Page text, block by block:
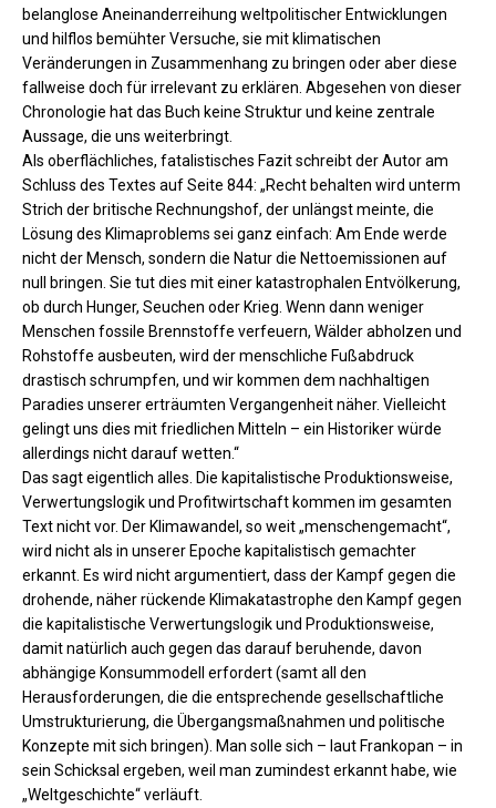
belanglose Aneinanderreihung weltpolitischer Entwicklungen
und hilflos bemühter Versuche, sie mit klimatischen
Veränderungen in Zusammenhang zu bringen oder aber diese
fallweise doch für irrelevant zu erklären. Abgesehen von dieser
Chronologie hat das Buch keine Struktur und keine zentrale
Aussage, die uns weiterbringt.
Als oberflächliches, fatalistisches Fazit schreibt der Autor am
Schluss des Textes auf Seite 844: „Recht behalten wird unterm
Strich der britische Rechnungshof, der unlängst meinte, die
Lösung des Klimaproblems sei ganz einfach: Am Ende werde
nicht der Mensch, sondern die Natur die Nettoemissionen auf
null bringen. Sie tut dies mit einer katastrophalen Entvölkerung,
ob durch Hunger, Seuchen oder Krieg. Wenn dann weniger
Menschen fossile Brennstoffe verfeuern, Wälder abholzen und
Rohstoffe ausbeuten, wird der menschliche Fußabdruck
drastisch schrumpfen, und wir kommen dem nachhaltigen
Paradies unserer erträumten Vergangenheit näher. Vielleicht
gelingt uns dies mit friedlichen Mitteln – ein Historiker würde
allerdings nicht darauf wetten.“
Das sagt eigentlich alles. Die kapitalistische Produktionsweise,
Verwertungslogik und Profitwirtschaft kommen im gesamten
Text nicht vor. Der Klimawandel, so weit „menschengemacht“,
wird nicht als in unserer Epoche kapitalistisch gemachter
erkannt. Es wird nicht argumentiert, dass der Kampf gegen die
drohende, näher rückende Klimakatastrophe den Kampf gegen
die kapitalistische Verwertungslogik und Produktionsweise,
damit natürlich auch gegen das darauf beruhende, davon
abhängige Konsummodell erfordert (samt all den
Herausforderungen, die die entsprechende gesellschaftliche
Umstrukturierung, die Übergangsmaßnahmen und politische
Konzepte mit sich bringen). Man solle sich – laut Frankopan – in
sein Schicksal ergeben, weil man zumindest erkannt habe, wie
„Weltgeschichte“ verläuft.